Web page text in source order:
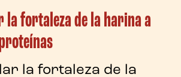
la fortaleza de la harina a
la fortaleza de la